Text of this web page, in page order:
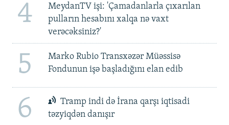
4
MeydanTV işi: 'Çamadanlarla çıxarılan
pulların hesabını xalqa nə vaxt
verəcəksiniz?'
5
Marko Rubio Transxəzər Müəssisə
Fondunun işə başladığını elan edib
6
Tramp indi də İrana qarşı iqtisadi
təzyiqdən danışır